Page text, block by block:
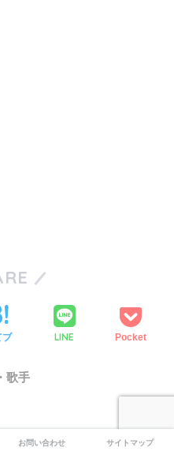
ブ LINE Pocket
歌手
お問い合わせ サイトマップ